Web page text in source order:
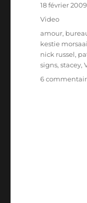
Publié
le
18 février 2009
Catégories
Video
Étiquettes
amour,
kestie morsaai
nick russel,
signs,stacey,
6